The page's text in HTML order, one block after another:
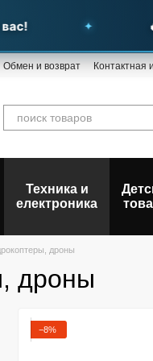
Обмен и возврат
Техника и
електроника
дроны
дроны
−8%